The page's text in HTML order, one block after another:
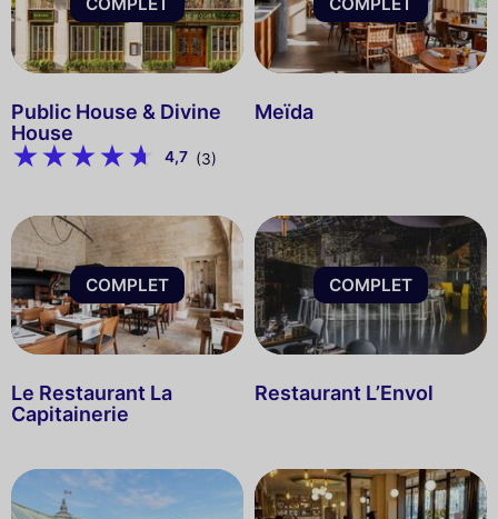
Public House & Divine
House
4,7 (3)
Meïda
COMPLET
Le Restaurant La
Capitainerie
COMPLET
Restaurant L’Envol